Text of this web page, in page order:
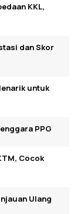
KKL,
dan Skor
untuk
PPG
Cocok
Ulang